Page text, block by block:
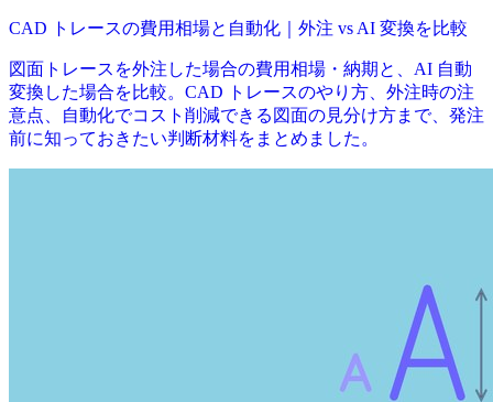
CAD トレースの費用相場と自動化｜外注 vs AI 変換を比較
図面トレースを外注した場合の費用相場・納期と、AI 自動
変換した場合を比較。CAD トレースのやり方、外注時の注
意点、自動化でコスト削減できる図面の見分け方まで、発注
前に知っておきたい判断材料をまとめました。